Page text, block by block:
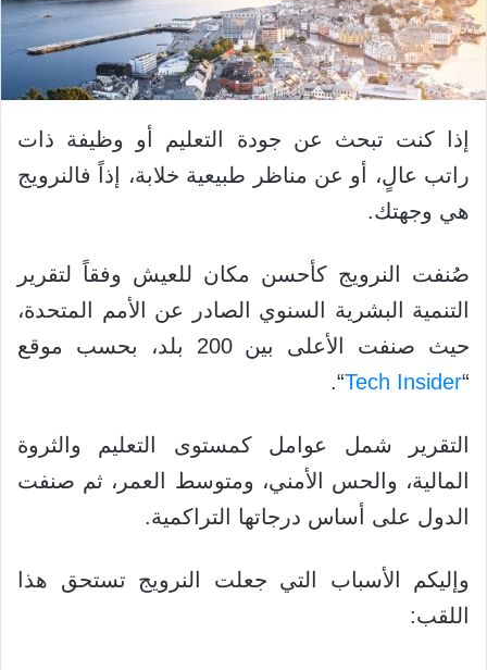
إذا كنت تبحث عن جودة التعليم أو وظيفة ذات
راتب عالٍ، أو عن مناظر طبيعية خلابة، إذاً فالنرويج
هي وجهتك.
صُنفت النرويج كأحسن مكان للعيش وفقاً لتقرير
التنمية البشرية السنوي الصادر عن الأمم المتحدة،
حيث صنفت الأعلى بين 200 بلد، بحسب موقع
“
Tech Insider
“.
التقرير شمل عوامل كمستوى التعليم والثروة
المالية، والحس الأمني، ومتوسط العمر، ثم صنفت
الدول على أساس درجاتها التراكمية.
وإليكم الأسباب التي جعلت النرويج تستحق هذا
اللقب: